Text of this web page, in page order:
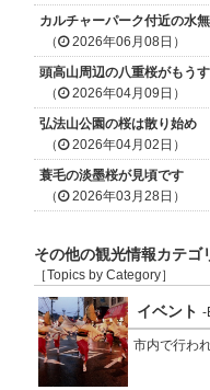
カルチャーパーク付近の水
（
2026年06月08日）
頭高山周辺の八重桜がもう
（
2026年04月09日）
弘法山公園の桜は散り始め
（
2026年04月02日）
蓑毛の淡墨桜が見頃です
（
2026年03月28日）
その他の観光情報カテゴ
［Topics by Category］
イベント -
市内で行わ